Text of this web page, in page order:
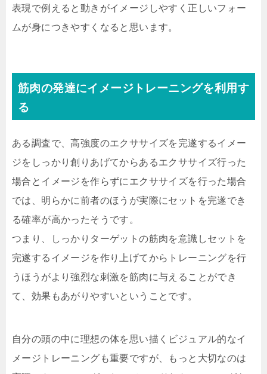
表現で例えると動きがイメージしやすく正しいフォー
ムが身につきやすくなると思います。
筋肉の発達にイメージトレーニングを利用す
る
ある調査で、高強度のエクササイズを完遂するイメー
ジをしっかり創りあげてからあるエクササイズ行った
場合とイメージを作らずにエクササイズを行った場合
では、明らかに前者のほうが実際にセットを完遂でき
る確率が高かったそうです。
つまり、しっかりターゲットの筋肉を意識しセットを
完遂するイメージを作り上げてからトレーニングを行
うほうがより強烈な刺激を筋肉に与えることができ
て、効果もあがりやすいということです。
自分の頭の中に理想の体を思い描くビジュアル的なイ
メージトレーニングも重要ですが、もっと大切なのは